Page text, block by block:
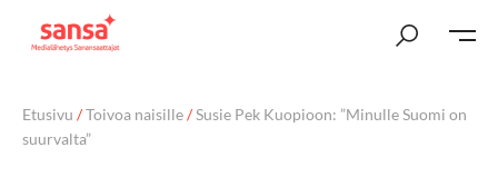
Etusivu /Toivoa naisille/Susie Pek Kuopioon: ”Minulle Suomi on
suurvalta”